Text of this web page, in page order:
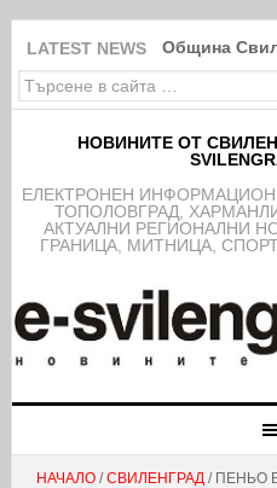
LATEST NEWS Община
НОВИНИТЕ ОТ
EЛЕКТРОНЕН
ТОПОЛОВГРАД,
АКТУАЛНИ РЕГИОНАЛНИ
ГРАНИЦА, МИТНИЦА,
НАЧАЛО/СВИЛЕНГРАД/ ПЕНЬО